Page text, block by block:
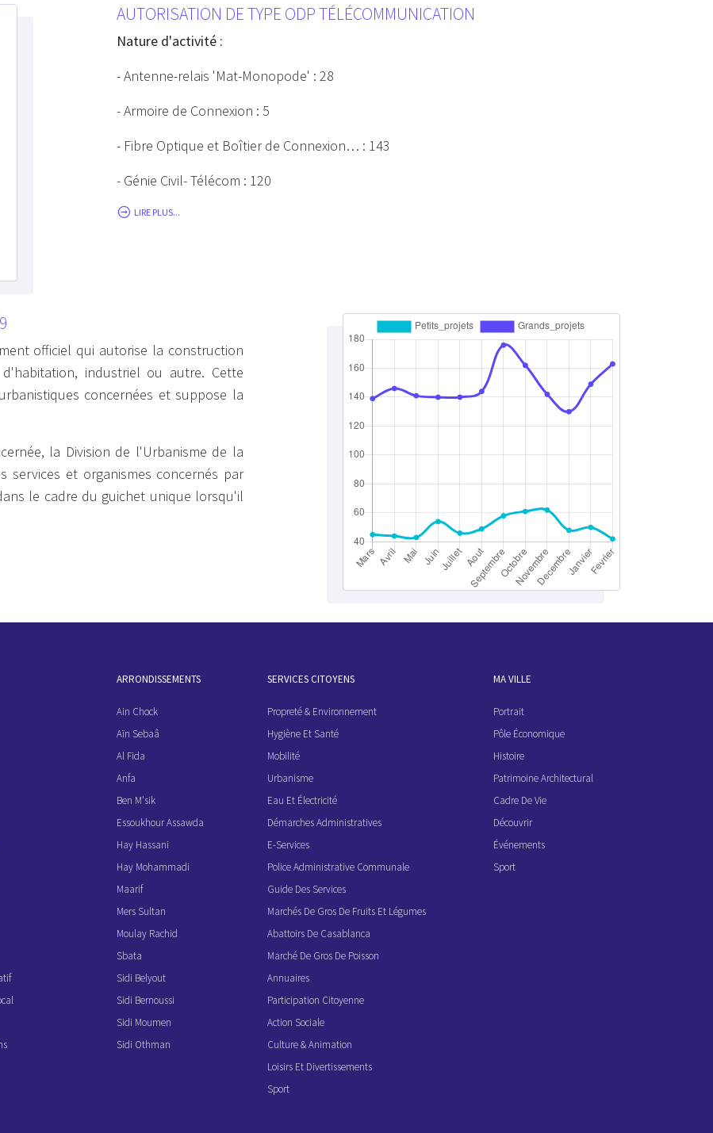
AUTORISATION DE TYPE ODP TÉLÉCOMMUNICATION
Nature d'activité :
- Antenne-relais 'Mat-Monopode' : 28
- Armoire de Connexion : 5
- Fibre Optique et Boîtier de Connexion… : 143
- Génie Civil- Télécom : 120
LIRE PLUS...
officiel qui autorise la construction
industriel ou autre. Cette
concernées et suppose la
la Division de l'Urbanisme de la
services et organismes concernés par
le cadre du guichet unique lorsqu'il
ARRONDISSEMENTS
Ain Chock
Aïn Sebaâ
Al Fida
Anfa
Ben M'sik
Essoukhour Assawda
Hay Hassani
Hay Mohammadi
Maarif
Mers Sultan
Moulay Rachid
Sbata
Sidi Belyout
Sidi Bernoussi
Sidi Moumen
Sidi Othman
SERVICES CITOYENS
Propreté & Environnement
Hygiène Et Santé
Mobilité
Urbanisme
Eau Et Électricité
Démarches Administratives
E-Services
Police Administrative Communale
Guide Des Services
Marchés De Gros De Fruits Et Légumes
Abattoirs De Casablanca
Marché De Gros De Poisson
Annuaires
Participation Citoyenne
Action Sociale
Culture & Animation
Loisirs Et Divertissements
Sport
MA VILLE
Portrait
Pôle Économique
Histoire
Patrimoine Architectural
Cadre De Vie
Découvrir
Événements
Sport